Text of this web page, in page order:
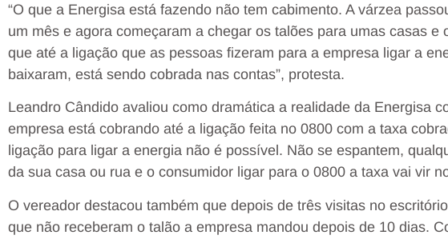
“O que a Energisa está fazendo não tem cabimento. A várzea
um mês e agora começaram a chegar os talões para umas casas e
que até a ligação que as pessoas fizeram para a empresa ligar a
baixaram, está sendo cobrada nas contas”, protesta.
Leandro Cândido avaliou como dramática a realidade da Energisa
empresa está cobrando até a ligação feita no 0800 com a taxa
ligação para ligar a energia não é possível. Não se espantem,
da sua casa ou rua e o consumidor ligar para o 0800 a taxa vai vir
O vereador destacou também que depois de três visitas no
que não receberam o talão a empresa mandou depois de 10 dias.